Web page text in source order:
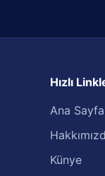
Hızlı
Ana Sayfa
Künye